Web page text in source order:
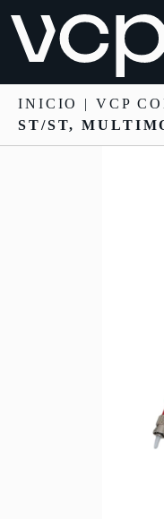
INICIO | VCP
ST/ST,